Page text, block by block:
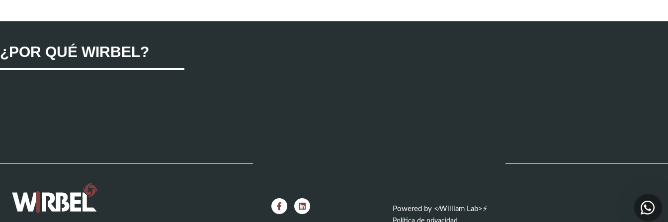
¿POR QUÉ WIRBEL?
Powered by <⁄William Lab>⚡